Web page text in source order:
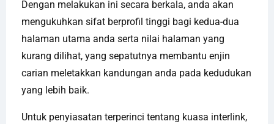
Dengan melakukan ini secara berkala, anda akan
mengukuhkan sifat berprofil tinggi bagi kedua-dua
halaman utama anda serta nilai halaman yang
kurang dilihat, yang sepatutnya membantu enjin
carian meletakkan kandungan anda pada kedudukan
yang lebih baik.
Untuk penyiasatan terperinci tentang kuasa interlink,